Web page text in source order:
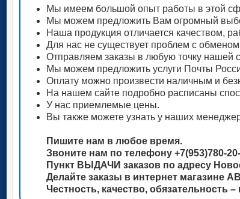
Мы имеем большой опыт работы в этой
Мы можем предложить Вам огромный
Наша продукция отличается качеством,
Для нас не существует проблем с
Отправляем заказы в любую точку нашей
Мы можем предложить услуги Почты
Оплату можно произвести наличным и
На нашем сайте подробно расписаны
У нас приемлемые цены.
Вы также можете узнать у наших
Пишите нам в любое время.
Звоните нам по телефону +7(953)780-
Пункт ВЫДАЧИ заказов по адресу
Делайте заказы в интернет магазине
Честность, качество, обязательность